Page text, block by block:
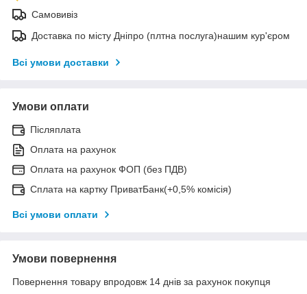
Самовивіз
Доставка по місту Дніпро (плтна послуга)нашим кур'єром
Всі умови доставки
Умови оплати
Післяплата
Оплата на рахунок
Оплата на рахунок ФОП (без ПДВ)
Сплата на картку ПриватБанк(+0,5% комісія)
Всі умови оплати
Умови повернення
Повернення товару впродовж 14 днів за рахунок покупця